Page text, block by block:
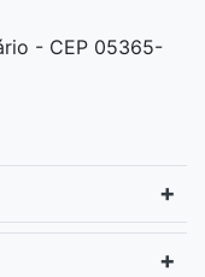
- CEP 05365-